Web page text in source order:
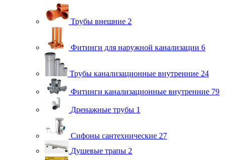
Трубы внешние 2
Фитинги для наружной канализации 6
Трубы канализационные внутренние 24
Фитинги канализационные внутренние 79
Дренажные трубы 1
Сифоны сантехнические 27
Душевые трапы 2